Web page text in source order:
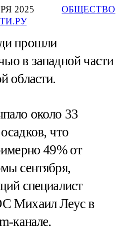
2025
ОБЩЕСТВО
прошли
в западной части
области.
около 33
что
49% от
сентября,
специалист
Михаил Леус в
канале.